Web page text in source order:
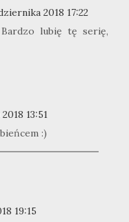
2018 17:22
Bardzo lubię tę serię,
13:51
:)
19:15